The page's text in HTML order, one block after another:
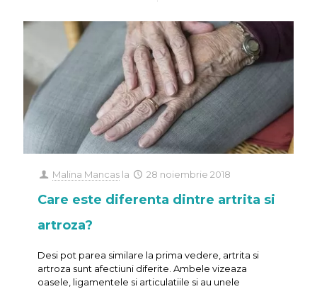
Malina Mancas la 28 noiembrie 2018
Care este diferenta dintre artrita si
artroza?
Desi pot parea similare la prima vedere, artrita si
artroza sunt afectiuni diferite. Ambele vizeaza
oasele, ligamentele si articulatiile si au unele